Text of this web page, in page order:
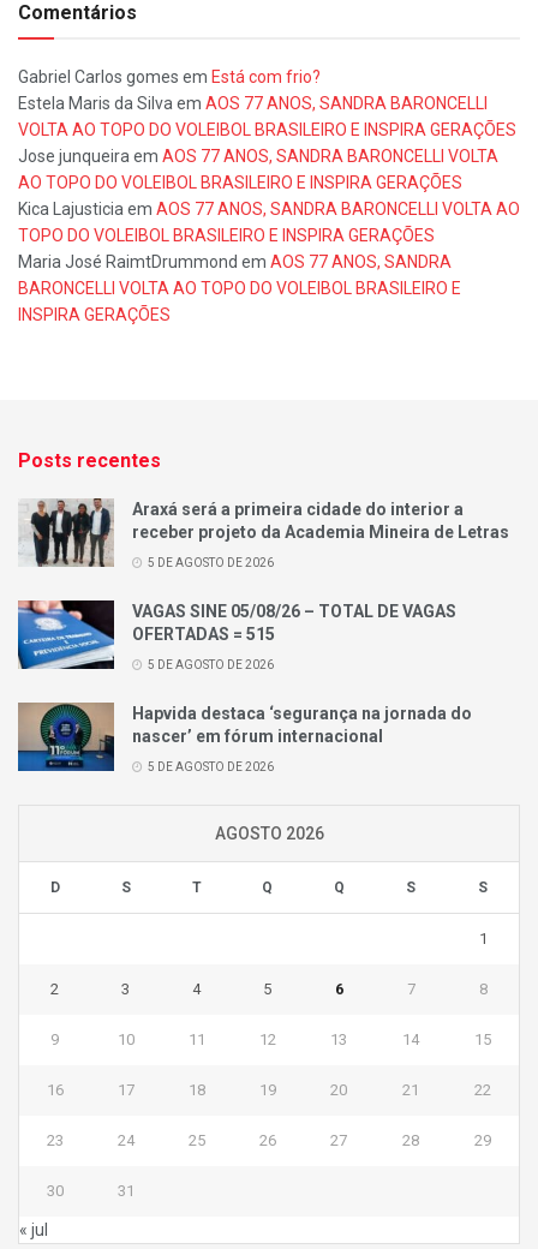
Comentários
Gabriel Carlos gomes em Está com frio?
Estela Maris da Silva em AOS 77 ANOS, SANDRA BARONCELLI
VOLTA AO TOPO DO VOLEIBOL BRASILEIRO E INSPIRA GERAÇÕES
Jose junqueira em AOS 77 ANOS, SANDRA BARONCELLI VOLTA
AO TOPO DO VOLEIBOL BRASILEIRO E INSPIRA GERAÇÕES
Kica Lajusticia em AOS 77 ANOS, SANDRA BARONCELLI VOLTA AO
TOPO DO VOLEIBOL BRASILEIRO E INSPIRA GERAÇÕES
Maria José RaimtDrummond em AOS 77 ANOS, SANDRA
BARONCELLI VOLTA AO TOPO DO VOLEIBOL BRASILEIRO E
INSPIRA GERAÇÕES
Posts recentes
Araxá será a primeira cidade do interior a
receber projeto da Academia Mineira de Letras
5 DE AGOSTO DE 2026
VAGAS SINE 05/08/26 – TOTAL DE VAGAS
OFERTADAS = 515
5 DE AGOSTO DE 2026
Hapvida destaca ‘segurança na jornada do
nascer’ em fórum internacional
5 DE AGOSTO DE 2026
AGOSTO 2026
D S T Q Q S S
1
2 3 4 5 6 7 8
9 10 11 12 13 14 15
16 17 18 19 20 21 22
23 24 25 26 27 28 29
30 31
« jul